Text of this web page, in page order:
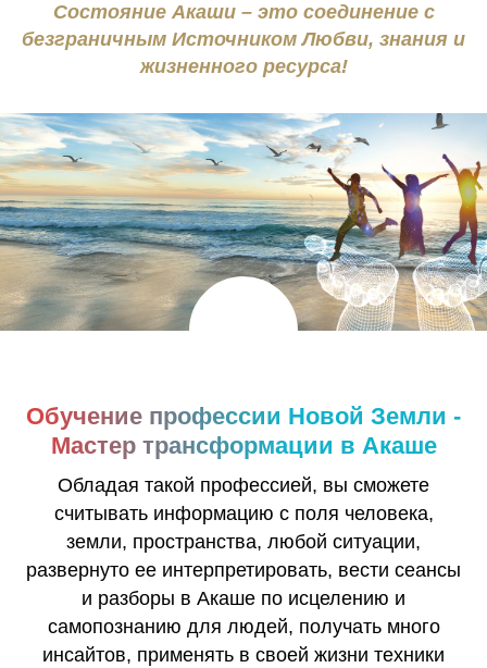
Состояние Акаши – это соединение с
безграничным Источником Любви, знания и
жизненного ресурса!
Обучение профессии Новой Земли -
Мастер трансформации в Акаше
Обладая такой профессией, вы сможете
считывать информацию с поля человека,
земли, пространства, любой ситуации,
развернуто ее интерпретировать, вести сеансы
и разборы в Акаше по исцелению и
самопознанию для людей, получать много
инсайтов, применять в своей жизни техники